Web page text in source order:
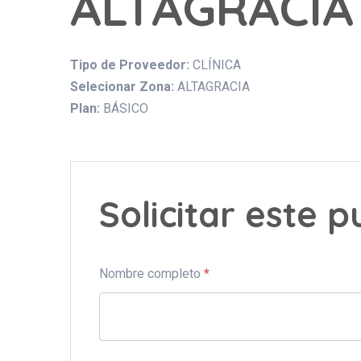
Tipo de Proveedor: CLÍNICA
Selecionar Zona: ALTAGRACIA
Plan: BÁSICO
Solicitar este
Nombre completo *